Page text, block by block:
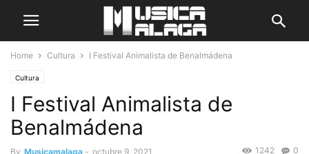
Home Cultura I Festival Animalista de Benalmádena
Cultura
I Festival Animalista de
Benalmádena
By Musicamalaga - octubre 9, 2021 0
1242